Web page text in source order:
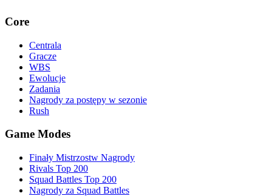
Core
Centrala
Gracze
WBS
Ewolucje
Zadania
Nagrody za postępy w sezonie
Rush
Game Modes
Finały Mistrzostw Nagrody
Rivals Top 200
Squad Battles Top 200
Nagrody za Squad Battles